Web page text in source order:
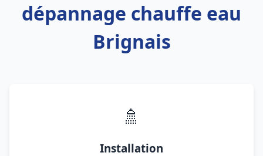
dépannage chauffe eau
Brignais
🚿
Installation